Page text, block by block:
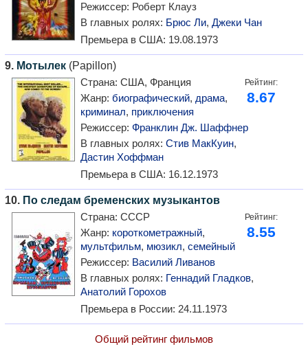
Режиссер: Роберт Клауз
В главных ролях: Брюс Ли, Джеки Чан
Премьера в США: 19.08.1973
9. Мотылек (Papillon)
Рейтинг:
8.67
Страна: США, Франция
Жанр: биографический, драма,
криминал, приключения
Режиссер: Франклин Дж. Шаффнер
В главных ролях: Стив МакКуин,
Дастин Хоффман
Премьера в США: 16.12.1973
10. По следам бременских музыкантов
Рейтинг:
8.55
Страна: СССР
Жанр: короткометражный,
мультфильм, мюзикл, семейный
Режиссер: Василий Ливанов
В главных ролях: Геннадий Гладков,
Анатолий Горохов
Премьера в России: 24.11.1973
Общий рейтинг фильмов